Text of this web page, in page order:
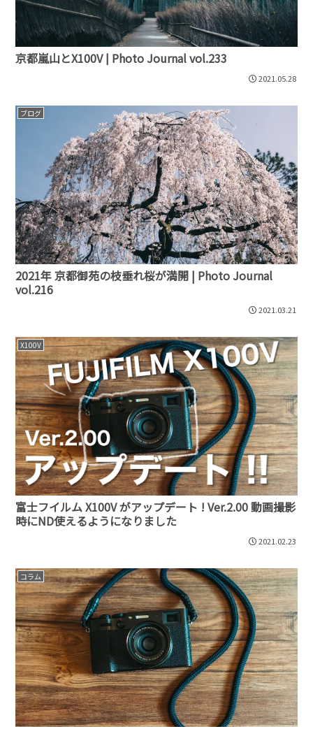
京都嵐山とX100V | Photo Journal vol.233
2021.05.28
ブログ
2021年 京都御苑の枝垂れ桜が満開 | Photo Journal
vol.216
2021.03.21
X100V
富士フイルム X100V がアップデート ! Ver.2.00 動画撮影
時にND使えるようになりました
2021.02.23
コラム